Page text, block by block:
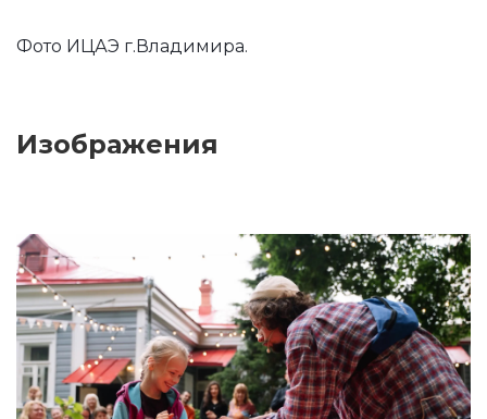
Фото ИЦАЭ г.Владимира.
Изображения